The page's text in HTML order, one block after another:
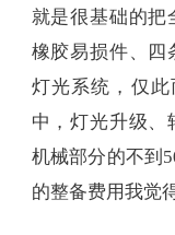
就是很基础的把
橡胶易损件、四
灯光系统，仅
中，灯光升级、
机械部分的不到
的整备费用我觉